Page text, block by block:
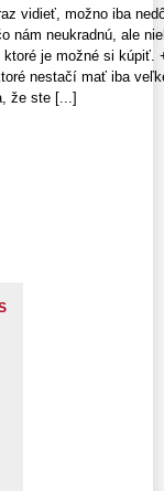
vidieť, možno iba
nám neukradnú, ale
je možné si kúpiť.
nestačí mať iba
že ste [...]